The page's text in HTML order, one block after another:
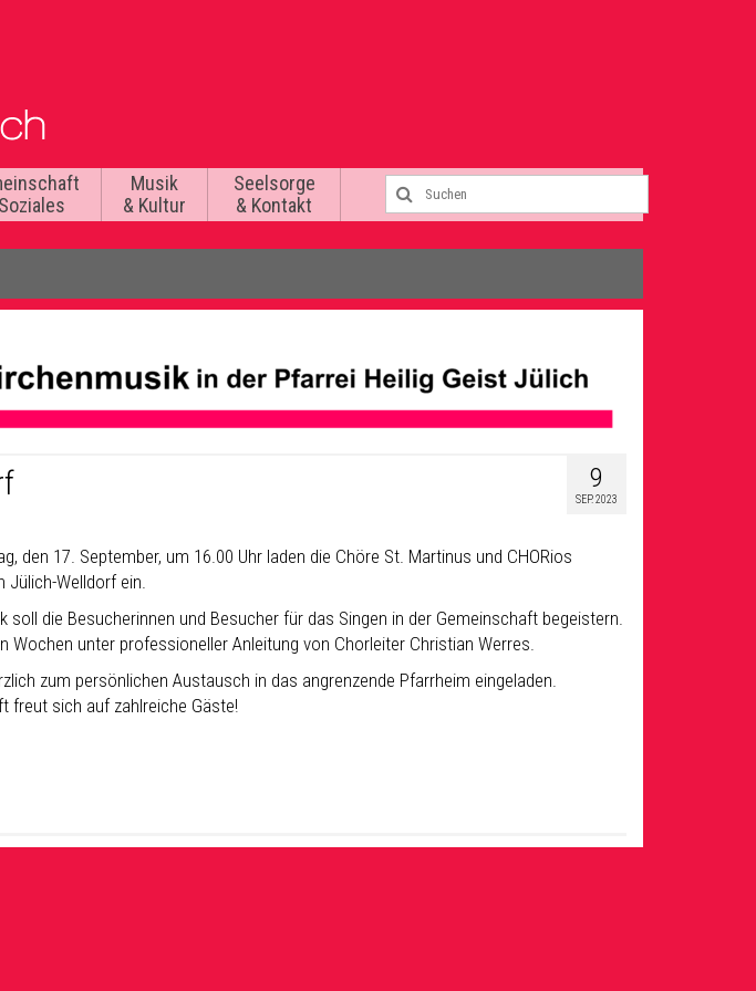
Musik
& Kultur
Seelsorge
& Kontakt
9
SEP. 2023
den 17. September, um 16.00 Uhr laden die Chöre St. Martinus und CHORios
Jülich-Welldorf ein.
soll die Besucherinnen und Besucher für das Singen in der Gemeinschaft begeistern.
Wochen unter professioneller Anleitung von Chorleiter Christian Werres.
zum persönlichen Austausch in das angrenzende Pfarrheim eingeladen.
freut sich auf zahlreiche Gäste!